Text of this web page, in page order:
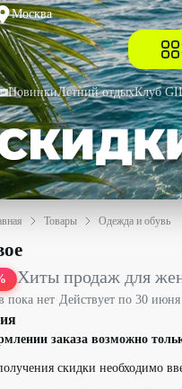
Москва
НовинкиЛетний отдыхКлуб
Товары Одежда и обувь
для женщин со
Хиты продаж для
пока нет·Действует по 30 июня
заказа возможно
скидки необходимо